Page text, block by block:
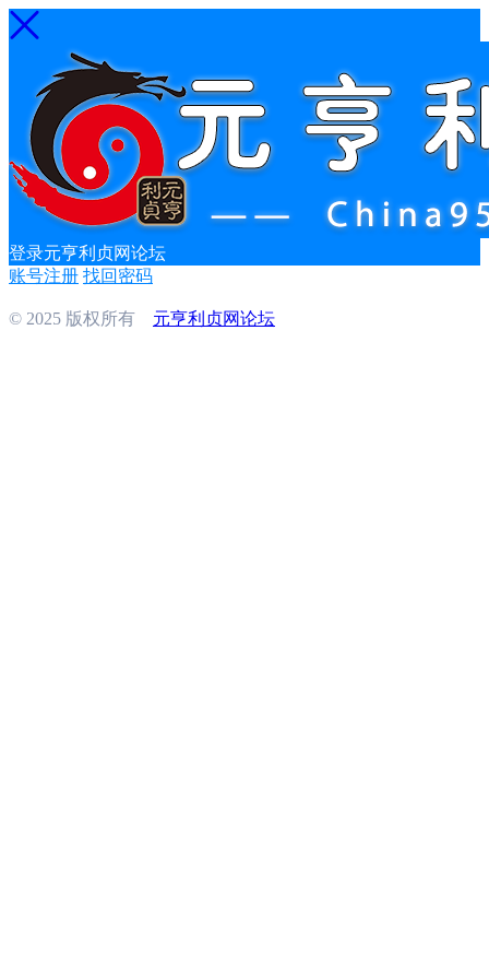
登录元亨利贞网论坛
账号注册 找回密码
© 2025 版权所有 元亨利贞网论坛